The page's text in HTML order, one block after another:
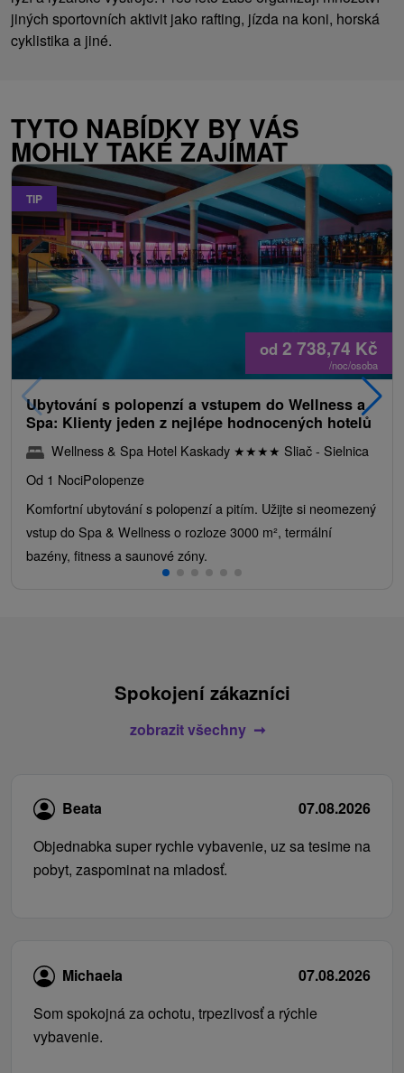
jiných sportovních aktivit jako rafting, jízda na koni, horská
cyklistika a jiné.
TYTO NABÍDKY BY VÁS
MOHLY TAKÉ ZAJÍMAT
TIP
od 2 738,74 Kč
/noc/osoba
Ubytování s polopenzí a vstupem do Wellness a
Spa: Klienty jeden z nejlépe hodnocených hotelů
Wellness & Spa Hotel Kaskady ★★★★ Sliač - Sielnica
Od 1 NociPolopenze
Komfortní ubytování s polopenzí a pitím. Užijte si neomezený
vstup do Spa & Wellness o rozloze 3000 m², termální
bazény, fitness a saunové zóny.
Spokojení zákazníci
zobrazit všechny
Beata
07.08.2026
Objednabka super rychle vybavenie, uz sa tesime na
pobyt, zaspominat na mladosť.
Michaela
07.08.2026
Som spokojná za ochotu, trpezlivosť a rýchle
vybavenie.